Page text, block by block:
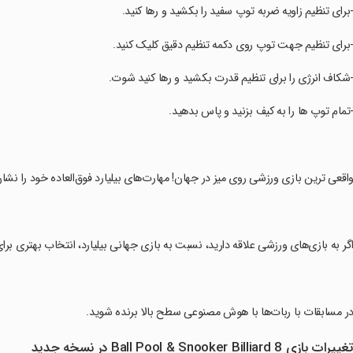
‏-برای تنظیم زاویه ضربه توپ سفید را بکشید و رها کنید.
‏-برای تنظیم جهت توپ روی دکمه تنظیم دقیق کلیک کنید.
‏-شکاف انرژی را برای تنظیم قدرت بکشید و رها کنید شوت.
‏-تمام توپ ها را به کیف بزنید و پاس بدهید.
‏واقعی ترین بازی ورزشی روی میز در جهان! مهارت‌های بیلیارد فوق‌العاده خود را
‏اگر به بازی‌های ورزشی علاقه دارید، نسبت به بازی جهانی بیلیارد، انتخاب بهتری
‏در مسابقات با ربات‌ها با هوش مصنوعی سطح بالا برنده شوید.
تغییرات بازی 8 Ball Pool & Snooker Billiard در نسخه جدید